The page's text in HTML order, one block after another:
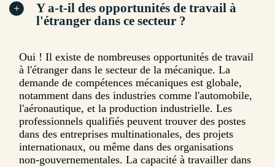
Y a-t-il des opportunités de travail à
l'étranger dans ce secteur ?
Oui ! Il existe de nombreuses opportunités de travail
à l'étranger dans le secteur de la mécanique. La
demande de compétences mécaniques est globale,
notamment dans des industries comme l'automobile,
l'aéronautique, et la production industrielle. Les
professionnels qualifiés peuvent trouver des postes
dans des entreprises multinationales, des projets
internationaux, ou même dans des organisations
non-gouvernementales. La capacité à travailler dans